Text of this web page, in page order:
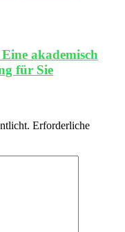
akademisch
für Sie
Erforderliche